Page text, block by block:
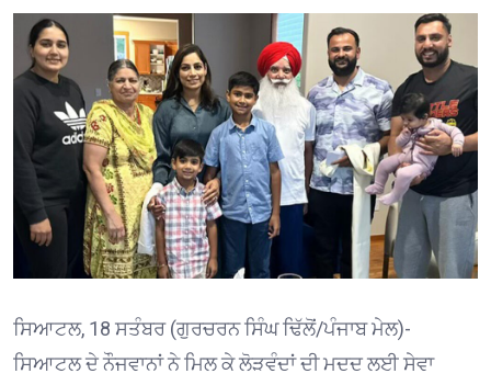
ਸਿਆਟਲ, 18 ਸਤੰਬਰ (ਗੁਰਚਰਨ ਸਿੰਘ ਢਿੱਲੋਂ/ਪੰਜਾਬ ਮੇਲ)-
ਸਿਆਟਲ ਦੇ ਨੌਜਵਾਨਾਂ ਨੇ ਮਿਲ ਕੇ ਲੋੜਵੰਦਾਂ ਦੀ ਮਦਦ ਲਈ ਸੇਵਾ